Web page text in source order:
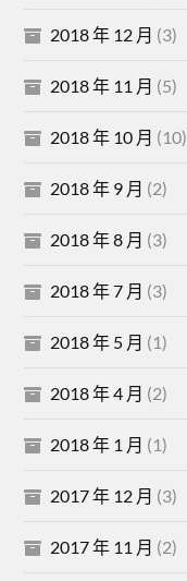
2018 年 12 月 (3)
2018 年 11 月 (5)
2018 年 10 月 (10)
2018 年 9 月 (2)
2018 年 8 月 (3)
2018 年 7 月 (3)
2018 年 5 月 (1)
2018 年 4 月 (2)
2018 年 1 月 (1)
2017 年 12 月 (3)
2017 年 11 月 (2)